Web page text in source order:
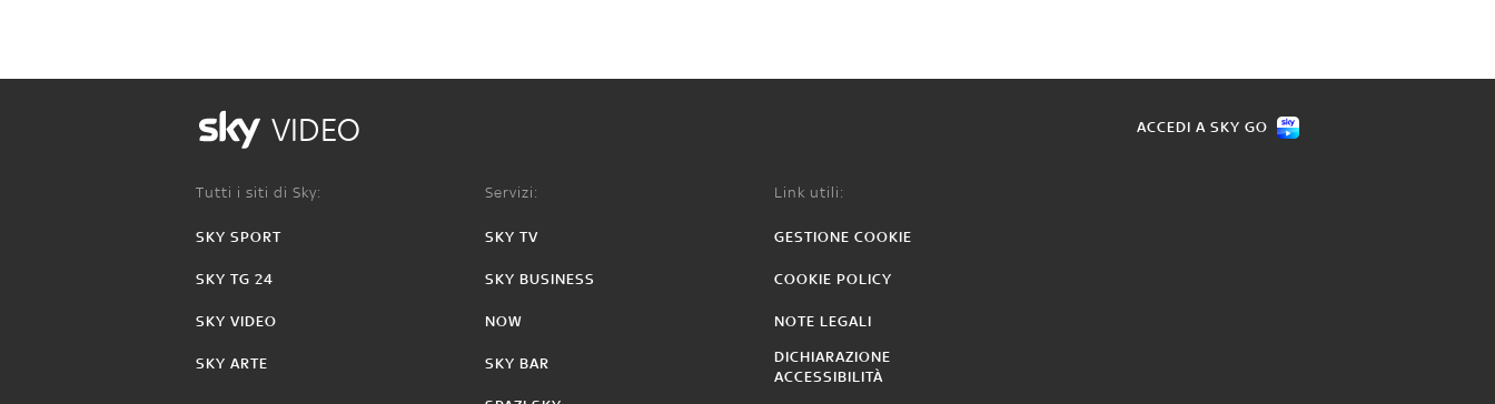
VIDEO ACCEDI A SKY GO
Tutti i siti di Sky:
SKY SPORT
SKY TG 24
SKY VIDEO
SKY ARTE
Servizi:
SKY TV
SKY BUSINESS
NOW
SKY BAR
Link utili:
GESTIONE COOKIE
COOKIE POLICY
NOTE LEGALI
DICHIARAZIONE
ACCESSIBILITÀ